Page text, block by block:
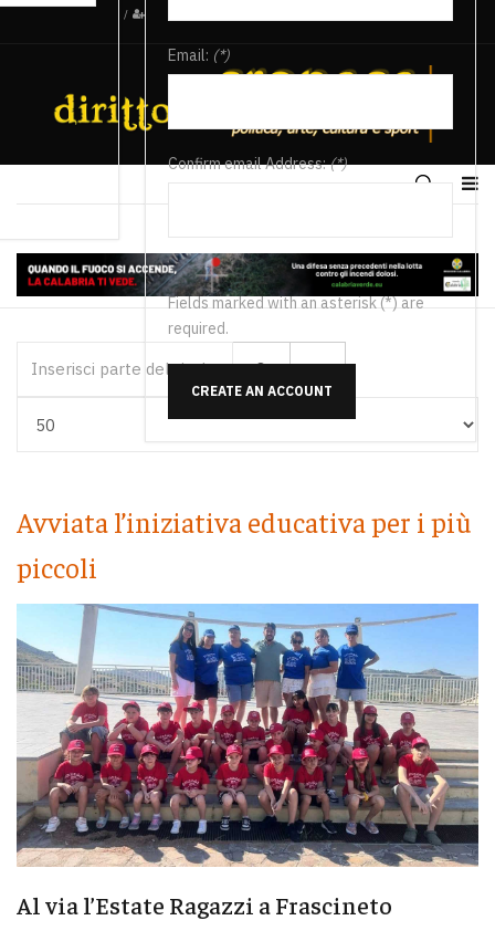
/
Email: (*)
Confirm email Address:(*)
Fields marked with an asterisk (*) are
required.
CREATE AN ACCOUNT
Avviata l’iniziativa educativa per i più
piccoli
Al via l’Estate Ragazzi a Frascineto